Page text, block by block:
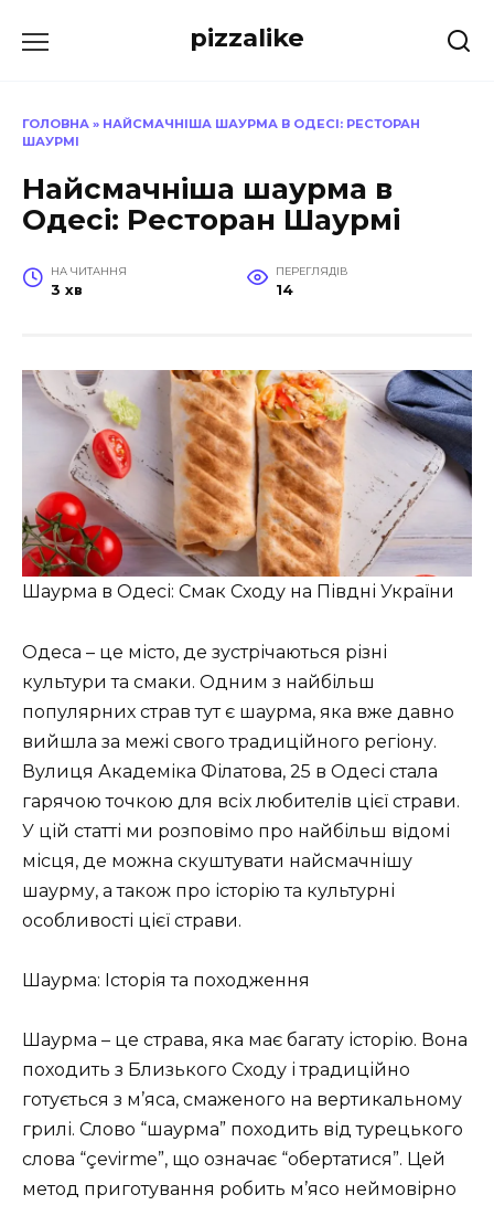
до
pizzalike
ГОЛОВНА » НАЙСМАЧНІША ШАУРМА В ОДЕСІ: РЕСТОРАН
ШАУРМІ
Найсмачніша шаурма в
Одесі: Ресторан Шаурмі
НА ЧИТАННЯ
3 хв
ПЕРЕГЛЯДІВ
14
Шаурма в Одесі: Смак Сходу на Півдні України
Одеса – це місто, де зустрічаються різні
культури та смаки. Одним з найбільш
популярних страв тут є шаурма, яка вже давно
вийшла за межі свого традиційного регіону.
Вулиця Академіка Філатова, 25 в Одесі стала
гарячою точкою для всіх любителів цієї страви.
У цій статті ми розповімо про найбільш відомі
місця, де можна скуштувати найсмачнішу
шаурму, а також про історію та культурні
особливості цієї страви.
Шаурма: Історія та походження
Шаурма – це страва, яка має багату історію. Вона
походить з Близького Сходу і традиційно
готується з м’яса, смаженого на вертикальному
грилі. Слово “шаурма” походить від турецького
слова “çevirme”, що означає “обертатися”. Цей
метод приготування робить м’ясо неймовірно